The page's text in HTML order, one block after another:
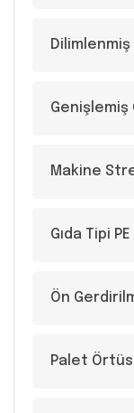
Genişlemiş
Makine
Gıda Tipi
Ön
Palet